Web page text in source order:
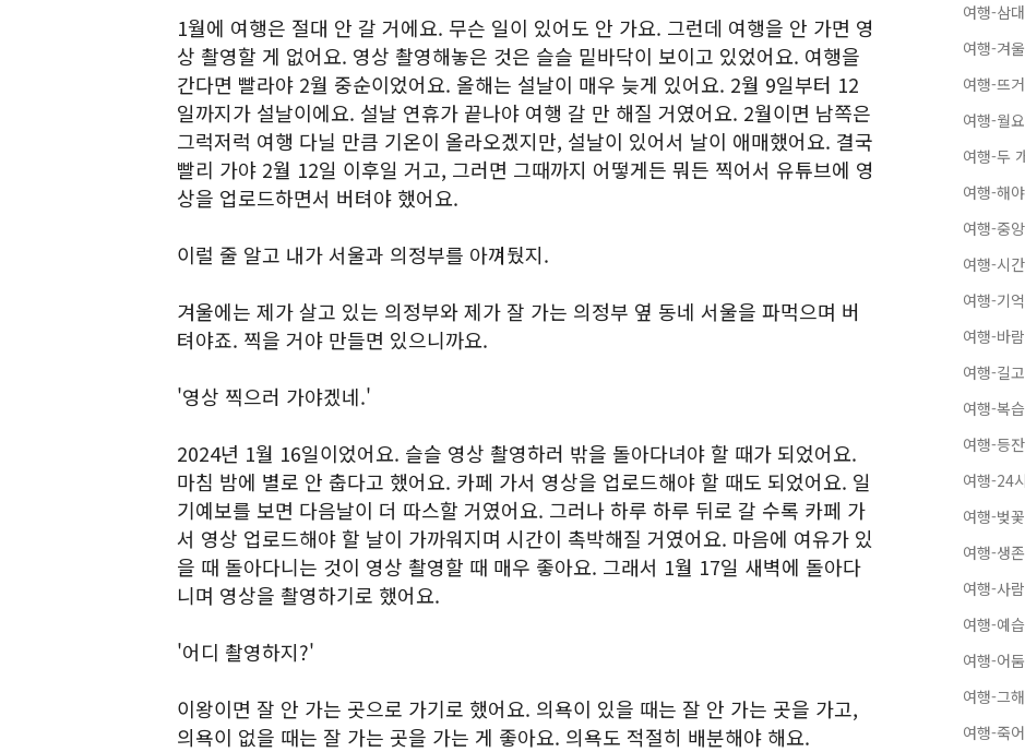
1월에 여행은 절대 안 갈 거에요. 무슨 일이 있어도 안 가요. 그런데 여행을 안 가면 영
상 촬영할 게 없어요. 영상 촬영해놓은 것은 슬슬 밑바닥이 보이고 있었어요. 여행을
간다면 빨라야 2월 중순이었어요. 올해는 설날이 매우 늦게 있어요. 2월 9일부터 12
일까지가 설날이에요. 설날 연휴가 끝나야 여행 갈 만 해질 거였어요. 2월이면 남쪽은
그럭저럭 여행 다닐 만큼 기온이 올라오겠지만, 설날이 있어서 날이 애매했어요. 결국
빨리 가야 2월 12일 이후일 거고, 그러면 그때까지 어떻게든 뭐든 찍어서 유튜브에 영
상을 업로드하면서 버텨야 했어요.
이럴 줄 알고 내가 서울과 의정부를 아껴뒀지.
겨울에는 제가 살고 있는 의정부와 제가 잘 가는 의정부 옆 동네 서울을 파먹으며 버
텨야죠. 찍을 거야 만들면 있으니까요.
'영상 찍으러 가야겠네.'
2024년 1월 16일이었어요. 슬슬 영상 촬영하러 밖을 돌아다녀야 할 때가 되었어요.
마침 밤에 별로 안 춥다고 했어요. 카페 가서 영상을 업로드해야 할 때도 되었어요. 일
기예보를 보면 다음날이 더 따스할 거였어요. 그러나 하루 하루 뒤로 갈 수록 카페 가
서 영상 업로드해야 할 날이 가까워지며 시간이 촉박해질 거였어요. 마음에 여유가 있
을 때 돌아다니는 것이 영상 촬영할 때 매우 좋아요. 그래서 1월 17일 새벽에 돌아다
니며 영상을 촬영하기로 했어요.
'어디 촬영하지?'
이왕이면 잘 안 가는 곳으로 가기로 했어요. 의욕이 있을 때는 잘 안 가는 곳을 가고,
의욕이 없을 때는 잘 가는 곳을 가는 게 좋아요. 의욕도 적절히 배분해야 해요.
여행-삼
여행-겨
여행-뜨
여행-월
여행-두
여행-해
여행-중
여행-시
여행-기
여행-바
여행-길
여행-복
여행-등
여행-24
여행-벚
여행-생
여행-사
여행-예
여행-어
여행-그
여행-죽